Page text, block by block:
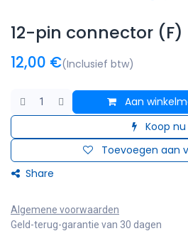
12-pin connector (F)
12,00 €(Inclusief btw)
Aan
Koop nu
Toevoegen aan
Share
Algemene voorwaarden
Geld-terug-garantie van 30 dagen